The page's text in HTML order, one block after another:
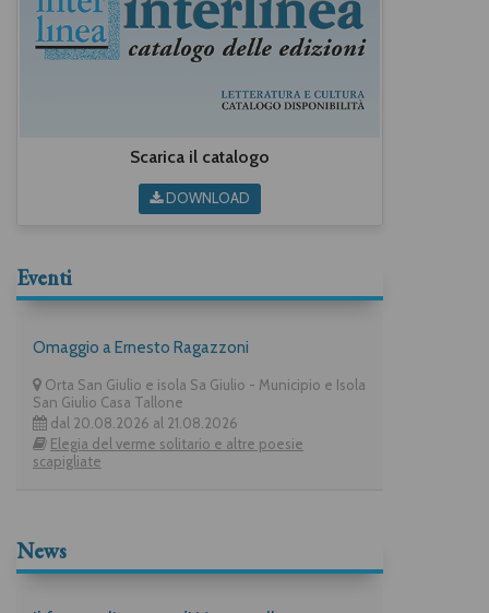
Scarica il catalogo
DOWNLOAD
Eventi
Omaggio a Ernesto Ragazzoni
Orta San Giulio e isola Sa Giulio - Municipio e Isola
San Giulio Casa Tallone
dal 20.08.2026 al 21.08.2026
Elegia del verme solitario e altre poesie
scapigliate
News